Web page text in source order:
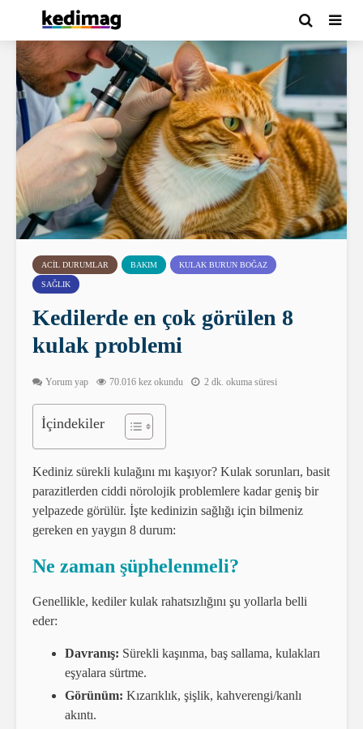
ACIL DURUMLAR BAKIM KULAK BURUN BOĞAZ
SAĞLIK
Kedilerde en çok görülen 8
kulak problemi
Yorum yap 70.016 kez okundu 2 dk. okuma süresi
İçindekiler
Kediniz sürekli kulağını mı kaşıyor? Kulak sorunları, basit
parazitlerden ciddi nörolojik problemlere kadar geniş bir
yelpazede görülür. İşte kedinizin sağlığı için bilmeniz
gereken en yaygın 8 durum:
Ne zaman şüphelenmeli?
Genellikle, kediler kulak rahatsızlığını şu yollarla belli
eder:
Davranış: Sürekli kaşınma, baş sallama, kulakları
eşyalara sürtme.
Görünüm: Kızarıklık, şişlik, kahverengi/kanlı
akıntı.